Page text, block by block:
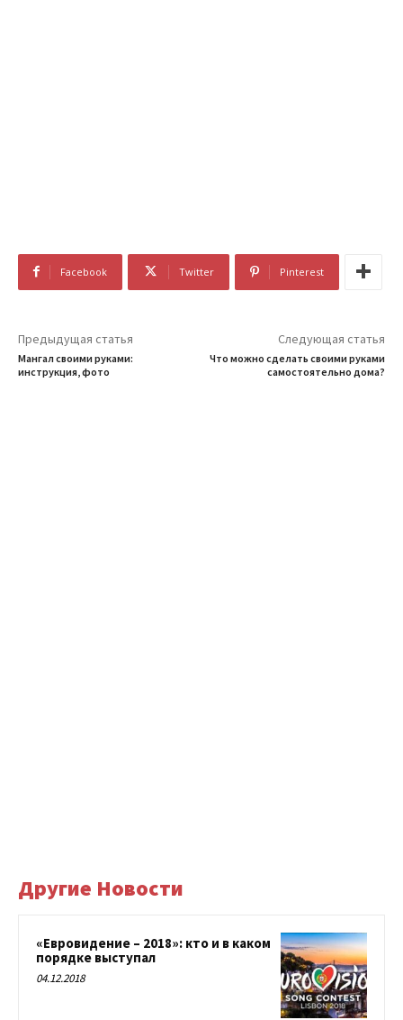
Facebook Twitter Pinterest
Предыдущая статья
Мангал своими руками:
инструкция, фото
Следующая статья
Что можно сделать своими руками
самостоятельно дома?
Другие Новости
«Евровидение – 2018»: кто и в каком
порядке выступал
04.12.2018